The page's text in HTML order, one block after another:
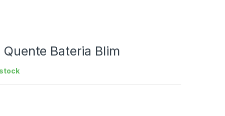
Quente Bateria Blim